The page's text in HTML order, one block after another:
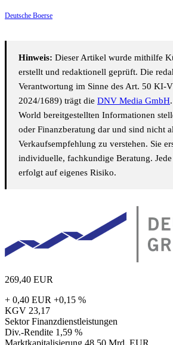
Deutsche Boerse
Hinweis: Dieser Artikel wurde mithilfe
erstellt und redaktionell geprüft. Die
Verantwortung im Sinne des Art. 50 KI-
2024/1689) trägt die DNV Media GmbH
World bereitgestellten Informationen
oder Finanzberatung dar und sind nicht
Verkaufsempfehlung zu verstehen. Sie
individuelle, fachkundige Beratung.
erfolgt auf eigenes Risiko.
269,40 EUR
+ 0,40 EUR +0,15 %
KGV 23,17
Sektor Finanzdienstleistungen
Div.-Rendite 1,59 %
Marktkapitalisierung 48,50 Mrd. EUR